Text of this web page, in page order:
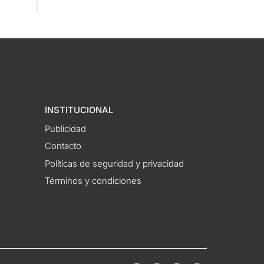
INSTITUCIONAL
Publicidad
Contacto
Políticas de seguridad y privacidad
Términos y condiciones